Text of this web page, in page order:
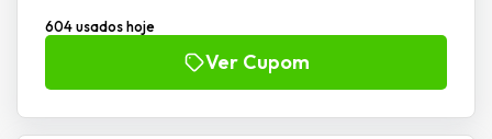
604 usados hoje
Ver Cupom